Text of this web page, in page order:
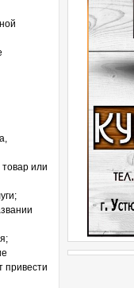
или
привести